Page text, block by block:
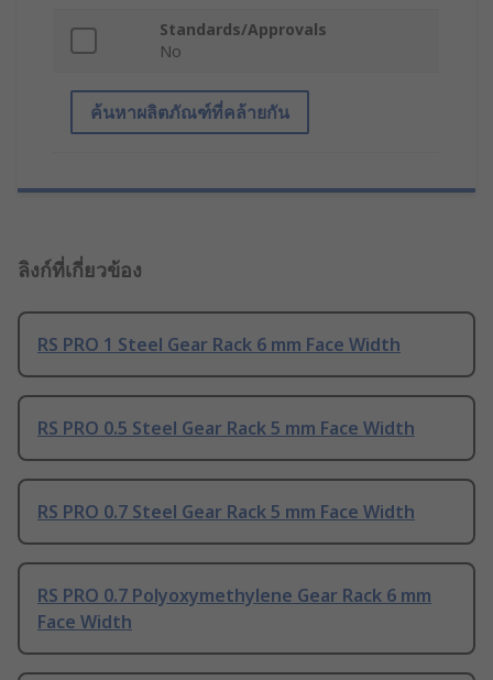
Standards/Approvals
No
ค้นหาผลิตภัณฑ์ที่คล้ายกัน
ลิงก์ที่เกี่ยวข้อง
RS PRO 1 Steel Gear Rack 6 mm Face Width
RS PRO 0.5 Steel Gear Rack 5 mm Face Width
RS PRO 0.7 Steel Gear Rack 5 mm Face Width
RS PRO 0.7 Polyoxymethylene Gear Rack 6 mm
Face Width